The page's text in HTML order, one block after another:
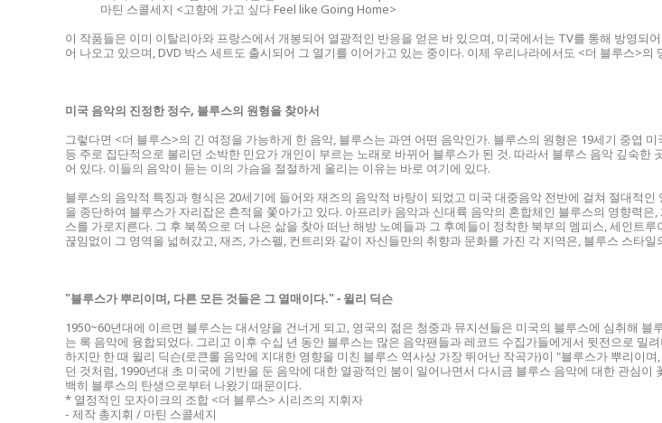
마틴 스콜세지 <고향에 가고 싶다 Feel like Going Home>
이 작품들은 이미 이탈리아와 프랑스에서 개봉되어 열광적인 반응을 얻은 바 있으며, 미국에서는 TV를 통해 방영
어 나오고 있으며, DVD 박스 세트도 출시되어 그 열기를 이어가고 있는 중이다. 이제 우리나라에서도 <더 블루스>의
미국 음악의 진정한 정수, 블루스의 원형을 찾아서
그렇다면 <더 블루스>의 긴 여정을 가능하게 한 음악, 블루스는 과연 어떤 음악인가. 블루스의 원형은 19세기 중엽
등 주로 집단적으로 불리던 소박한 민요가 개인이 부르는 노래로 바뀌어 블루스가 된 것. 따라서 블루스 음악 깊숙
어 있다. 이들의 음악이 듣는 이의 가슴을 절절하게 울리는 이유는 바로 여기에 있다.
블루스의 음악적 특징과 형식은 20세기에 들어와 재즈의 음악적 바탕이 되었고 미국 대중음악 전반에 걸쳐 절대적
을 종단하여 블루스가 자리잡은 흔적을 쫓아가고 있다. 아프리카 음악과 신대륙 음악의 혼합체인 블루스의 영향력
스를 가로지른다. 그 후 북쪽으로 더 나은 삶을 찾아 떠난 해방 노예들과 그 후예들이 정착한 북부의 멤피스, 세인트
끊임없이 그 영역을 넓혀갔고, 재즈, 가스펠, 컨트리와 같이 자신들만의 취향과 문화를 가진 각 지역은, 블루스 스타
"블루스가 뿌리이며, 다른 모든 것들은 그 열매이다." - 윌리 딕슨
1950~60년대에 이르면 블루스는 대서양을 건너게 되고, 영국의 젊은 청중과 뮤지션들은 미국의 블루스에 심취해
는 록 음악에 융합되었다. 그리고 이후 수십 년 동안 블루스는 많은 음악팬들과 레코드 수집가들에게서 뒷전으로 밀
하지만 한 때 윌리 딕슨(로큰롤 음악에 지대한 영향을 미친 블루스 역사상 가장 뛰어난 작곡가)이 "블루스가 뿌리이
던 것처럼, 1990년대 초 미국에 기반을 둔 음악에 대한 열광적인 붐이 일어나면서 다시금 블루스 음악에 대한 관심
백히 블루스의 탄생으로부터 나왔기 때문이다.
* 열정적인 모자이크의 조합 <더 블루스> 시리즈의 지휘자
- 제작 총지휘 / 마틴 스콜세지